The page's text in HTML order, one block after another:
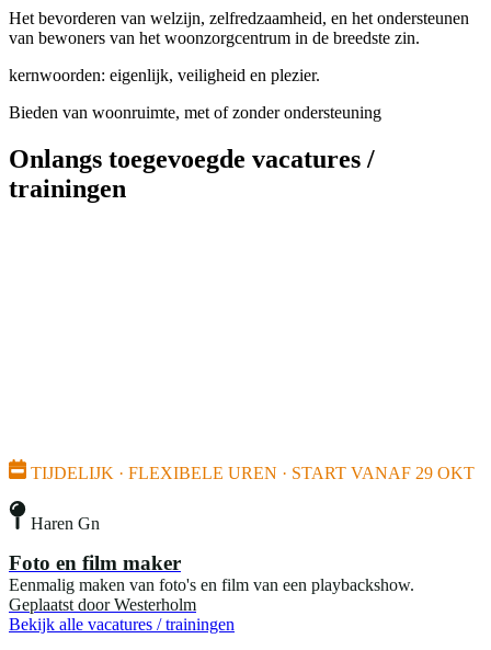
Het bevorderen van welzijn, zelfredzaamheid, en het ondersteunen
van bewoners van het woonzorgcentrum in de breedste zin.
kernwoorden: eigenlijk, veiligheid en plezier.
Bieden van woonruimte, met of zonder ondersteuning
Onlangs toegevoegde vacatures /
trainingen
TIJDELIJK · FLEXIBELE UREN · START VANAF 29 OKT
Haren Gn
Foto en film maker
Eenmalig maken van foto's en film van een playbackshow.
Geplaatst door Westerholm
Bekijk alle vacatures / trainingen